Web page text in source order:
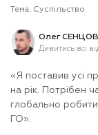
Тема: Суспільство
Олег СЕНЦОВ
Дивитись всі
«Я поставив усі
на рік. Потрібен
глобально
ГО».